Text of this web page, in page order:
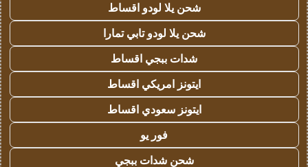
شحن يلا لودو اقساط
شحن يلا لودو تابي تمارا
شدات ببجي اقساط
ايتونز امريكي اقساط
ايتونز سعودي اقساط
فور يو
شحن شدات ببجي